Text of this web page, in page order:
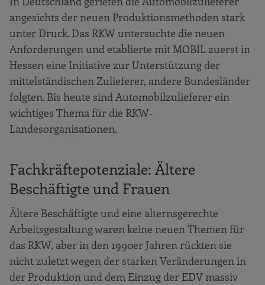
angesichts der neuen Produktionsmethoden stark
unter Druck. Das RKW untersuchte die neuen
Anforderungen und etablierte mit MOBIL zuerst in
Hessen eine Initiative zur Unterstützung der
mittelständischen Zulieferer, andere Bundesländer
folgten. Bis heute sind Automobilzulieferer ein
wichtiges Thema für die RKW-
Landesorganisationen.
Fachkräftepotenziale: Ältere
Beschäftigte und Frauen
Ältere Beschäftigte und eine alternsgerechte
Arbeitsgestaltung waren keine neuen Themen für
das RKW, aber in den 1990er Jahren rückten sie
nicht zuletzt wegen der starken Veränderungen in
der Produktion und dem Einzug der EDV massiv